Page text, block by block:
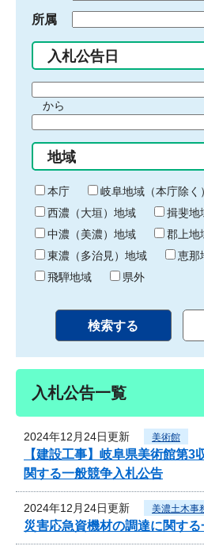
所属
入札公告日
間
始
り
から
間
終
わ
り
地域
本庁
岐阜地域（本庁除く）
西濃（大垣）地域
揖斐地
中濃（美濃）地域
郡上地
東濃（多治見）地域
恵那
飛騨地域
県外
入札公告一覧
2024年12月24日更新 美術館
【建設工事】岐阜県美術館第3
関する一般競争入札公告
2024年12月24日更新 美濃土木事
災害応急資機材の調達に関す